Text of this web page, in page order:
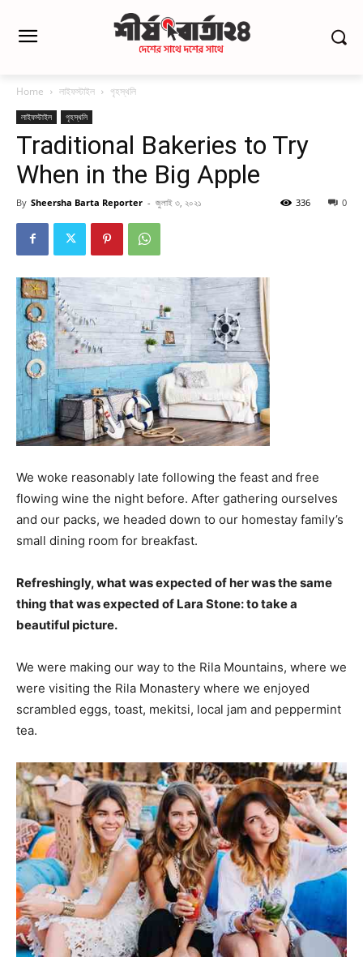
Home লাইফস্টাইল গৃহস্থলি
লাইফস্টাইল গৃহস্থলি
Traditional Bakeries to Try
When in the Big Apple
By Sheersha Barta Reporter - জুলাই ৩, ২০২১ 0
336
We woke reasonably late following the feast and free
flowing wine the night before. After gathering ourselves
and our packs, we headed down to our homestay family’s
small dining room for breakfast.
Refreshingly, what was expected of her was the same
thing that was expected of Lara Stone: to take a
beautiful picture.
We were making our way to the Rila Mountains, where we
were visiting the Rila Monastery where we enjoyed
scrambled eggs, toast, mekitsi, local jam and peppermint
tea.